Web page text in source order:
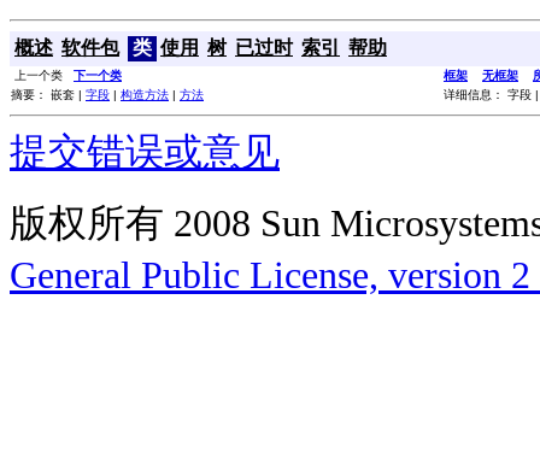
概述 软件包 类 使用 树 已过时 索引 帮助
上一个类 下一个类 框架 无框架
摘要： 嵌套 | 字段 | 构造方法 | 方法 详细信息： 字段
提交错误或意见
版权所有 2008 Sun
General Public License, version